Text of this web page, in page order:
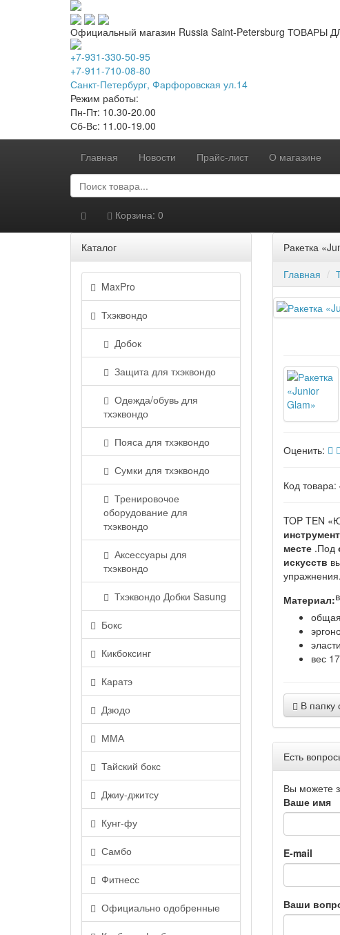
Официальный магазин Russia Saint-Petersburg
+7-931-330-50-95
+7-911-710-08-80
Санкт-Петербург, Фарфоровская ул.14
Режим работы:
Пн-Пт: 10.30-20.00
Сб-Вс: 11.00-19.00
Главная Новости Прайс-лист О магазине
Корзина: 0
Каталог
MaxPro
Тхэквондо
Добок
Защита для тхэквондо
Одежда/обувь для
тхэквондо
Пояса для тхэквондо
Сумки для тхэквондо
Тренировочое
оборудование для
тхэквондо
Аксессуары для
тхэквондо
Тхэквондо Добки Sasung
Бокс
Кикбоксинг
Каратэ
Дзюдо
ММА
Тайский бокс
Джиу-джитсу
Кунг-фу
Самбо
Фитнесс
Официально одобренные
Ракетка
Главная
Оценить:
Код товара:
TOP TEN
месте.Под
искусств
упражнения.
Материал:
вес
В папку
Есть
Вы можете
Ваше имя
E-mail
Ваши